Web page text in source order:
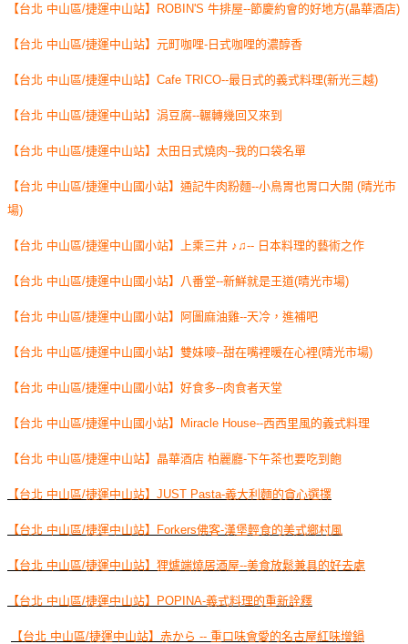
【台北 中山區/捷運中山站】ROBIN'S 牛排屋--節慶約會的好地方(晶華酒店)
【台北 中山區/捷運中山站】元町咖哩-日式咖哩的濃醇香
【台北 中山區/捷運中山站】Cafe TRICO--最日式的義式料理(新光三越)
【台北 中山區/捷運中山站】涓豆腐--輾轉幾回又來到
【台北 中山區/捷運中山站】太田日式燒肉--我的口袋名單
【台北 中山區/捷運中山國小站】通記牛肉粉麵--小鳥胃也胃口大開 (晴光市
場)
【台北 中山區/捷運中山國小站】上乘三井 ♪♫-- 日本料理的藝術之作
【台北 中山區/捷運中山國小站】八番堂--新鮮就是王道(晴光市場)
【台北 中山區/捷運中山國小站】阿圖麻油雞--天冷，進補吧
【台北 中山區/捷運中山國小站】雙妹嘜--甜在嘴裡暖在心裡(晴光市場)
【台北 中山區/捷運中山國小站】好食多--肉食者天堂
【台北 中山區/捷運中山國小站】Miracle House--西西里風的義式料理
【台北 中山區/捷運中山站】晶華酒店 柏麗廳-下午茶也要吃到飽
【台北 中山區/捷運中山站】JUST Pasta-義大利麵的貪心選擇
【台北 中山區/捷運中山站】Forkers佛客-漢堡輕食的美式鄉村風
【台北 中山區/捷運中山站】狸爐端燒居酒屋--美食放鬆兼具的好去處
【台北 中山區/捷運中山站】POPINA-義式料理的重新詮釋
【台北 中山區/捷運中山站】赤から -- 重口味會愛的名古屋紅味增鍋